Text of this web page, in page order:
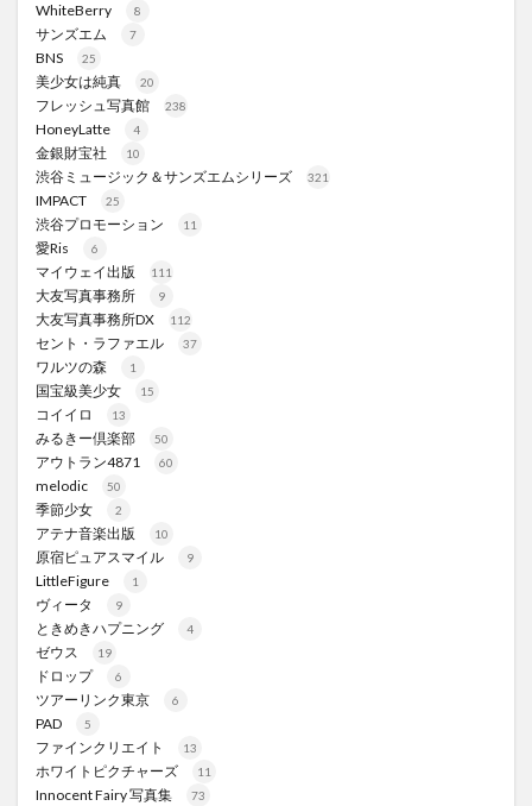
WhiteBerry 8
サンズエム 7
BNS 25
美少女は純真 20
フレッシュ写真館 238
HoneyLatte 4
金銀財宝社 10
渋谷ミュージック＆サンズエムシリーズ 321
IMPACT 25
渋谷プロモーション 11
愛Ris 6
マイウェイ出版 111
大友写真事務所 9
大友写真事務所DX 112
セント・ラファエル 37
ワルツの森 1
国宝級美少女 15
コイイロ 13
みるきー倶楽部 50
アウトラン4871 60
melodic 50
季節少女 2
アテナ音楽出版 10
原宿ピュアスマイル 9
LittleFigure 1
ヴィータ 9
ときめきハプニング 4
ゼウス 19
ドロップ 6
ツアーリンク東京 6
PAD 5
ファインクリエイト 13
ホワイトピクチャーズ 11
Innocent Fairy 写真集 73